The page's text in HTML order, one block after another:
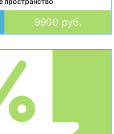
9900 руб.